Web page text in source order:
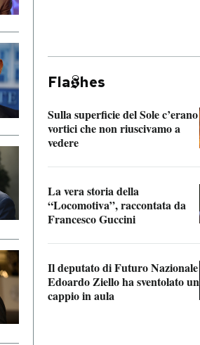
Fla hes
Sulla superficie del Sole c’erano
vortici che non riuscivamo a
vedere
La vera storia della
“Locomotiva”, raccontata da
Francesco Guccini
Il deputato di Futuro Nazionale
Edoardo Ziello ha sventolato un
cappio in aula